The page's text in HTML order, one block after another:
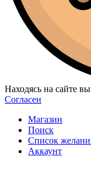
Находясь на сайте
Согласен
Магазин
Поиск
Список
Аккаунт